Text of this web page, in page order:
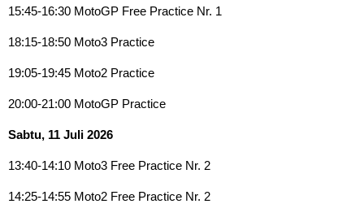
15:45-16:30 MotoGP Free Practice Nr. 1
18:15-18:50 Moto3 Practice
19:05-19:45 Moto2 Practice
20:00-21:00 MotoGP Practice
Sabtu, 11 Juli 2026
13:40-14:10 Moto3 Free Practice Nr. 2
14:25-14:55 Moto2 Free Practice Nr. 2